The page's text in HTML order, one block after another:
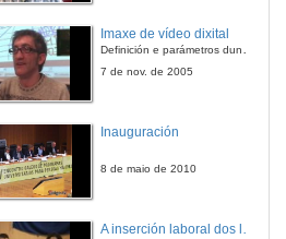
16 de dec. de 2016
16 de dec. de 2016
Imaxe de vídeo dixital
Definición e parámetros dunha imaxe dixital. Resolución e Aspecto. Profundidade da cor. Compresión. Frame por segundo. Entrelazado. Campos, cadros
7 de nov. de 2005
Inauguración
8 de maio de 2010
A inserción laboral dos licenciados en Ciencias do Mar: a carreira investigadora